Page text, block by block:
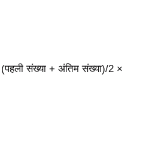
संख्या + अंतिम संख्या)/2 ×